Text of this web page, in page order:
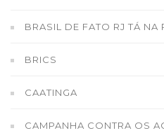
BRASIL DE FATO RJ TÁ NA
BRICS
CAATINGA
CAMPANHA CONTRA OS